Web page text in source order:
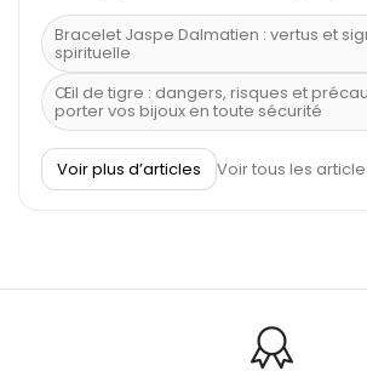
Bracelet Jaspe Dalmatien : vertus et
spirituelle
Œil de tigre : dangers, risques et
porter vos bijoux en toute sécurité
À quel poignet porter un bracelet de
Découvrez le scorpion et ses pierres
Bienfaits de la sélénite – pierre des
Voir plus d’articles Voir tous les